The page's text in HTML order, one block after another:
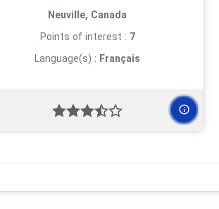
Neuville, Canada
Points of interest : 7
Language(s) : Français